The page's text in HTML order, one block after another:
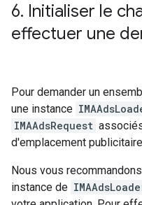
6. Initialiser le
effectuer une
Pour demander un
une instance
IMAAdsRequest
d'emplacement
Nous vous
instance de